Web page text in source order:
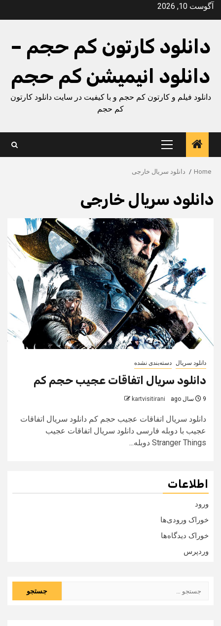
Skipآگوست 10, 2026
دانلود کارتون کم حجم –
دانلود انیمیشن کم حجم
دانلود فیلم و کارتون کم حجم و با کیفیت در سایت دانلود کارتون
کم حجم
Primary
Menu
Home دانلود سریال خارجی
دانلود سریال خارجی
دانلود سریال دسته‌بندی نشده
دانلود سریال اتفاقات عجیب حجم کم
9 سال ago kartvisitirani
دانلود سریال اتفاقات عجیب حجم کم دانلود سریال اتفاقات
عجیب با دوبله فارسی دانلود سریال اتفاقات عجیب
Stranger Things دوبله...
اطلاعات
ورود
خوراک ورودی‌ها
خوراک دیدگاه‌ها
وردپرس